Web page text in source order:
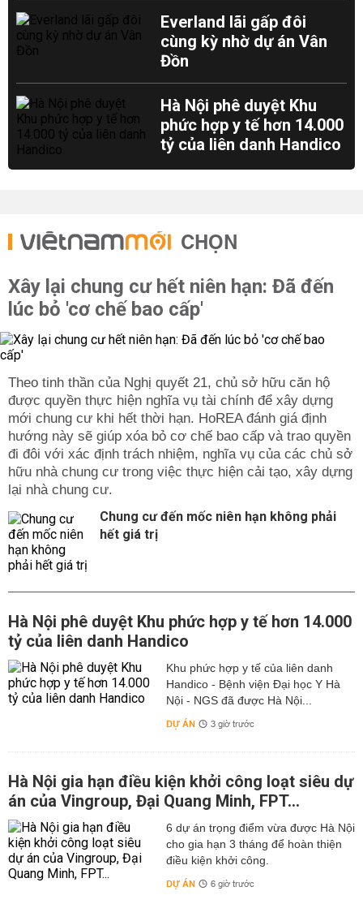
Everland lãi gấp đôi
cùng kỳ nhờ dự án Vân
Đồn
Hà Nội phê duyệt Khu
phức hợp y tế hơn 14.000
tỷ của liên danh Handico
CHỌN
Xây lại chung cư hết niên hạn: Đã đến
lúc bỏ 'cơ chế bao cấp'
Theo tinh thần của Nghị quyết 21, chủ sở hữu căn hộ
được quyền thực hiện nghĩa vụ tài chính để xây dựng
mới chung cư khi hết thời hạn. HoREA đánh giá định
hướng này sẽ giúp xóa bỏ cơ chế bao cấp và trao quyền
đi đôi với xác định trách nhiệm, nghĩa vụ của các chủ sở
hữu nhà chung cư trong việc thực hiện cải tạo, xây dựng
lại nhà chung cư.
Chung cư đến mốc niên hạn không phải
hết giá trị
Hà Nội phê duyệt Khu phức hợp y tế hơn 14.000
tỷ của liên danh Handico
Khu phức hợp y tế của liên danh
Handico - Bệnh viện Đại học Y Hà
Nội - NGS đã được Hà Nội...
DỰ ÁN 3 giờ trước
Hà Nội gia hạn điều kiện khởi công loạt siêu dự
án của Vingroup, Đại Quang Minh, FPT...
6 dự án trọng điểm vừa được Hà Nội
cho gia hạn 3 tháng để hoàn thiện
điều kiện khởi công.
DỰ ÁN 6 giờ trước